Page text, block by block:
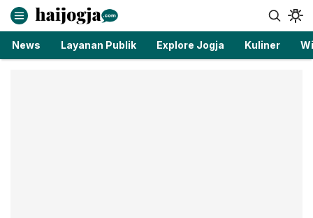
haijogja.com
Berita Jogja Terbaru dan Terkini
News Layanan Publik Explore Jogja Kuliner